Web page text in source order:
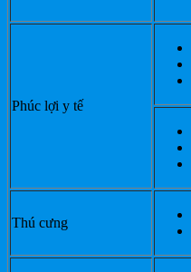
Phúc lợi y tế
Thú cưng